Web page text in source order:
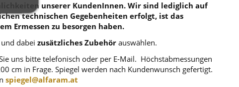
unserer KundenInnen. Wir sind lediglich auf
technischen Gegebenheiten erfolgt, ist das
Ermessen zu besorgen haben.
dabei zusätzliches Zubehörauswählen.
uns bitte telefonisch oder per E-Mail. Höchstabmessungen
cm in Frage. Spiegel werden nach Kundenwunsch gefertigt.
spiegel@alfaram.at